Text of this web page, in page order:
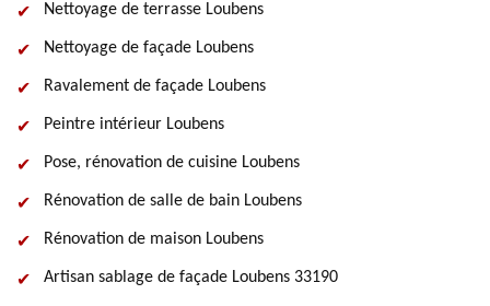
Nettoyage de terrasse Loubens
Nettoyage de façade Loubens
Ravalement de façade Loubens
Peintre intérieur Loubens
Pose, rénovation de cuisine Loubens
Rénovation de salle de bain Loubens
Rénovation de maison Loubens
Artisan sablage de façade Loubens 33190